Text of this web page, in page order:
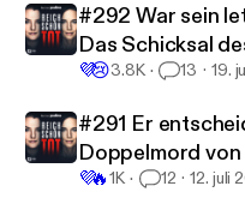
#292 War sein
Das Schicksal
💜😢3.8K 13 19.
#291 Er
Doppelmord
💜🔥1K 12 12. juli